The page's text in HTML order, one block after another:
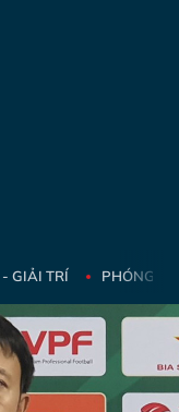
GIẢI TRÍ PHÓNG